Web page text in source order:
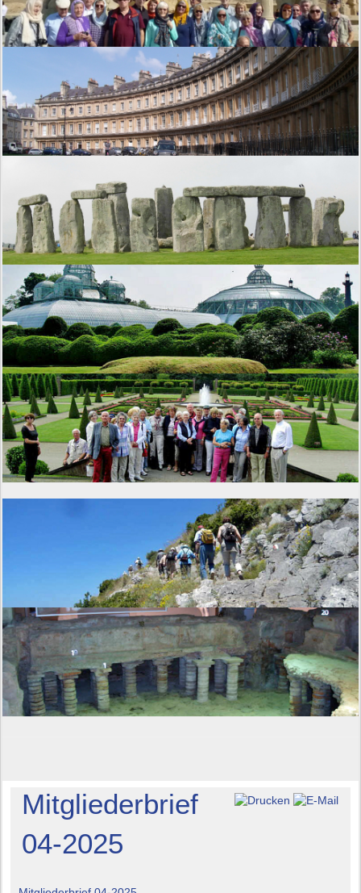
Mitgliederbrief
04-2025